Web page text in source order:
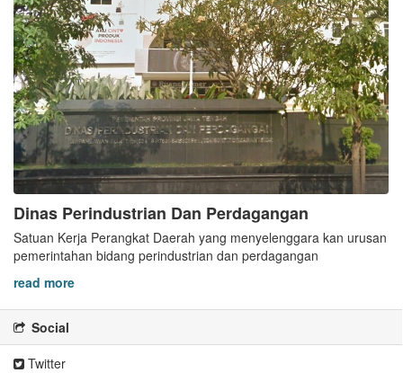
Dinas Perindustrian Dan Perdagangan
Satuan Kerja Perangkat Daerah yang menyelenggara kan urusan
pemerintahan bidang perindustrian dan perdagangan
read more
Social
Twitter